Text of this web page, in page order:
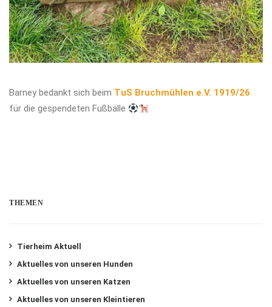
Barney bedankt sich beim TuS Bruchmühlen e.V. 1919/26
für die gespendeten Fußbälle
THEMEN
Tierheim Aktuell
Aktuelles von unseren Hunden
Aktuelles von unseren Katzen
Aktuelles von unseren Kleintieren